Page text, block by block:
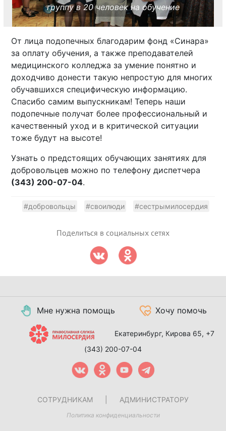
группу в 20 человек на обучение
От лица подопечных благодарим фонд «Синара»
за оплату обучения, а также преподавателей
медицинского колледжа за умение понятно и
доходчиво донести такую непростую для многих
обучавшихся специфическую информацию.
Спасибо самим выпускникам! Теперь наши
подопечные получат более профессиональный и
качественный уход и в критической ситуации
тоже будут на высоте!
Узнать о предстоящих обучающих занятиях для
добровольцев можно по телефону диспетчера
(343) 200-07-04.
#добровольцы #своилюди #сестрымилосердия
Поделиться в социальных сетях
Мне нужна помощь Хочу помочь
Екатеринбург, Кирова 65, +7
(343) 200-07-04
СОТРУДНИКАМ АДМИНИСТРАТОРУ
Политика конфиденциальности